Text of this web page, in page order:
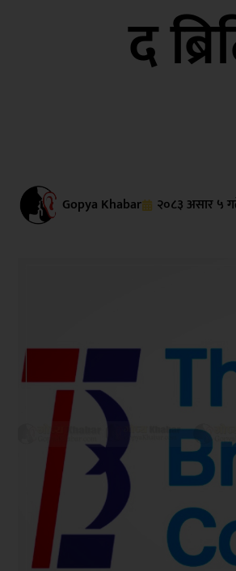
द
Gopya Khabar २०८३ असार ५